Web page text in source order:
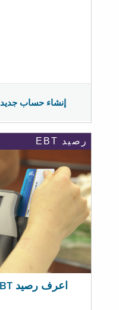
إنشاء حساب جديد
رصيد EBT
اعرف رصيد EBT الخاص بك